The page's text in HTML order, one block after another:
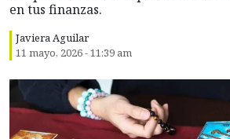
en tus finanzas.
Javiera Aguilar
11 mayo, 2026 - 11:39 am